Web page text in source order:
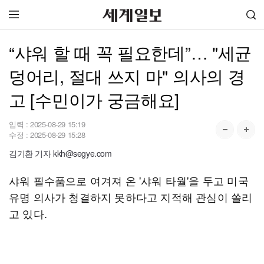
“샤워 할 때 꼭 필요한데”… "세균
덩어리, 절대 쓰지 마" 의사의 경
고 [수민이가 궁금해요]
입력 : 2025-08-29 15:19
수정 : 2025-08-29 15:28
김기환 기자 kkh@segye.com
샤워 필수품으로 여겨져 온 '샤워 타월'을 두고 미국
유명 의사가 청결하지 못하다고 지적해 관심이 쏠리
고 있다.